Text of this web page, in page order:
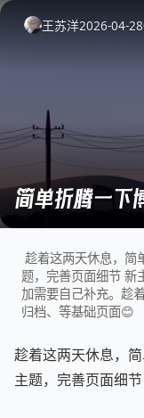
王苏洋2026-04-28
简单折腾一下
趁着这两天休息，简
题，完善页面细节 新
加需要自己补充。趁
归档、等基础页面😊
趁着这两天休息，
主题，完善页面细节